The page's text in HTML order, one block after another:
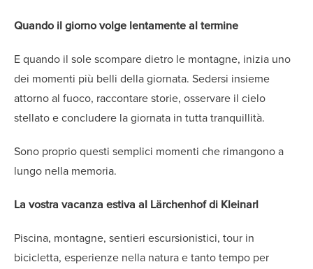
Quando il giorno volge lentamente al termine
E quando il sole scompare dietro le montagne, inizia uno
dei momenti più belli della giornata. Sedersi insieme
attorno al fuoco, raccontare storie, osservare il cielo
stellato e concludere la giornata in tutta tranquillità.
Sono proprio questi semplici momenti che rimangono a
lungo nella memoria.
La vostra vacanza estiva al Lärchenhof di Kleinarl
Piscina, montagne, sentieri escursionistici, tour in
bicicletta, esperienze nella natura e tanto tempo per